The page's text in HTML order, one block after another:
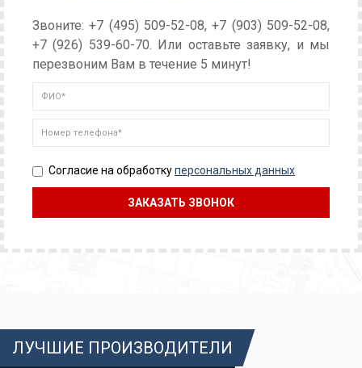
Звоните: +7 (495) 509-52-08, +7 (903) 509-52-08,
+7 (926) 539-60-70. Или оставьте заявку, и мы
перезвоним Вам в течение 5 минут!
Согласие на обработкуперсональных данных
ЛУЧШИЕ ПРОИЗВОДИТЕЛИ